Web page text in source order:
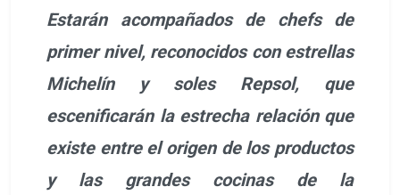
Estarán acompañados de chefs de
primer nivel, reconocidos con estrellas
Michelín y soles Repsol, que
escenificarán la estrecha relación que
existe entre el origen de los productos
y las grandes cocinas de la